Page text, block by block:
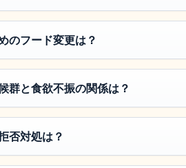
のフード変更は？
群と食欲不振の関係は？
否対処は？